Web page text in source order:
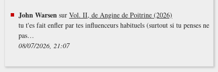
John Warsensur Vol. II, de Angine de Poitrine (2026)
tu t'es fait enfler par tes influenceurs habituels (surtout si tu penses ne
pas…
08/07/2026, 21:07